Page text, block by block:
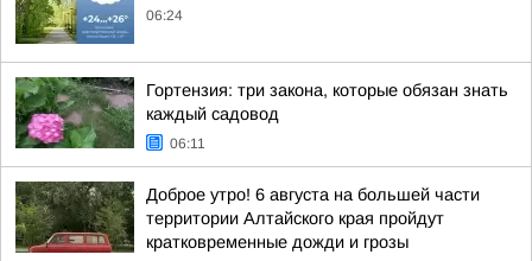
06:24
Гортензия: три закона, которые обязан знать
каждый садовод
06:11
Доброе утро! 6 августа на большей части
территории Алтайского края пройдут
кратковременные дожди и грозы